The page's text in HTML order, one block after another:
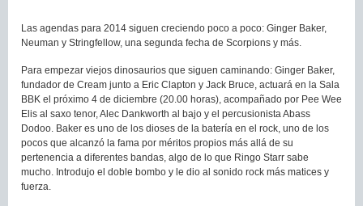
Las agendas para 2014 siguen creciendo poco a poco: Ginger Baker,
Neuman y Stringfellow, una segunda fecha de Scorpions y más.
Para empezar viejos dinosaurios que siguen caminando: Ginger Baker,
fundador de Cream junto a Eric Clapton y Jack Bruce, actuará en la Sala
BBK el próximo 4 de diciembre (20.00 horas), acompañado por Pee Wee
Elis al saxo tenor, Alec Dankworth al bajo y el percusionista Abass
Dodoo. Baker es uno de los dioses de la batería en el rock, uno de los
pocos que alcanzó la fama por méritos propios más allá de su
pertenencia a diferentes bandas, algo de lo que Ringo Starr sabe
mucho. Introdujo el doble bombo y le dio al sonido rock más matices y
fuerza.